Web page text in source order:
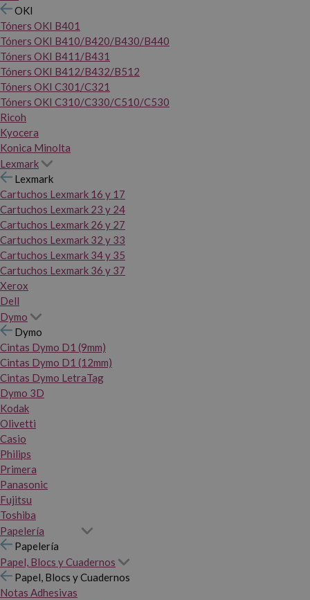
OKI
Tóners OKI B401
Tóners OKI B410/B420/B430/B440
Tóners OKI B411/B431
Tóners OKI B412/B432/B512
Tóners OKI C301/C321
Tóners OKI C310/C330/C510/C530
Ricoh
Kyocera
Konica Minolta
Lexmark
Lexmark
Cartuchos Lexmark 16 y 17
Cartuchos Lexmark 23 y 24
Cartuchos Lexmark 26 y 27
Cartuchos Lexmark 32 y 33
Cartuchos Lexmark 34 y 35
Cartuchos Lexmark 36 y 37
Xerox
Dell
Dymo
Dymo
Cintas Dymo D1 (9mm)
Cintas Dymo D1 (12mm)
Cintas Dymo LetraTag
Dymo 3D
Kodak
Olivetti
Casio
Philips
Primera
Panasonic
Fujitsu
Toshiba
Papelería
Papelería
Papel, Blocs y Cuadernos
Papel, Blocs y Cuadernos
Notas Adhesivas